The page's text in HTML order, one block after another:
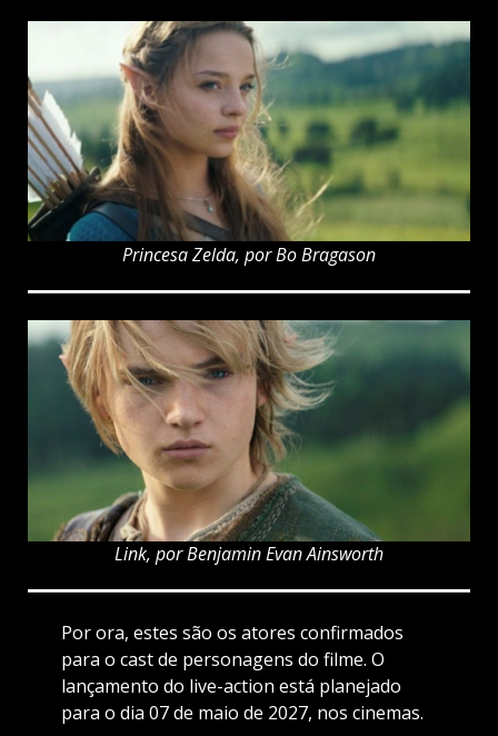
Princesa Zelda, por Bo Bragason
Link, por Benjamin Evan Ainsworth
Por ora, estes são os atores confirmados
para o cast de personagens do filme. O
lançamento do live-action está planejado
para o dia 07 de maio de 2027, nos cinemas.